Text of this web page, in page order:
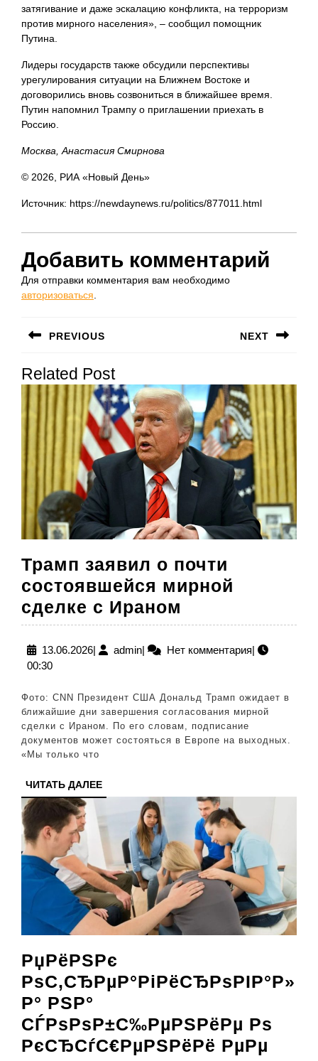
затягивание и даже эскалацию конфликта, на терроризм
против мирного населения», – сообщил помощник
Путина.
Лидеры государств также обсудили перспективы
урегулирования ситуации на Ближнем Востоке и
договорились вновь созвониться в ближайшее время.
Путин напомнил Трампу о приглашении приехать в
Россию.
Москва, Анастасия Смирнова
© 2026, РИА «Новый День»
Источник: https://newdaynews.ru/politics/877011.html
Добавить комментарий
Для отправки комментария вам необходимо
авторизоваться.
по
записям
PREVIOUS
запись:
NEXT
запись:
Related Post
Трамп заявил о почти
состоявшейся мирной
сделке с Ираном
заявил
о
состоявшейся
мирной
сделке
13.06.202613.06.2026
| adminadmin
| Нет комментария|
00:30
Фото: CNN Президент США Дональд Трамп ожидает в
ближайшие дни завершения согласования мирной
сделки с Ираном. По его словам, подписание
документов может состояться в Европе на выходных.
«Мы только что
ЧИТАТЬ ДАЛЕЕЧИТАТЬ
ДАЛЕЕ
РџРёРЅРє
РѕС‚СЂРµР°РіРёСЂРѕРІР°Р»
Р° РЅР°
СЃРѕРѕР±С‰РµРЅРёРµ Рѕ
РєСЂСѓС€РµРЅРёРё РµРµ